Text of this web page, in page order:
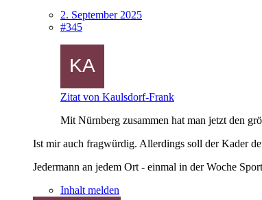
2. September 2025
#345
Zitat von Kaulsdorf-Frank
Mit Nürnberg zusammen hat man jetzt den
Ist mir auch fragwürdig. Allerdings soll der Kader
Jedermann an jedem Ort - einmal in der Woche Sport
Inhalt melden